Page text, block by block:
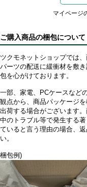
マイページ
ご購入商品の梱包について
ツクモネットショップでは
パーツの配送に緩衝材を敷
包を心がけております。
一部、家電、PCケースなど
観点から、商品パッケージ
出荷する場合がございます
中のトラブル等で発生する
ていると言う理由の場合、
い。
梱包例)